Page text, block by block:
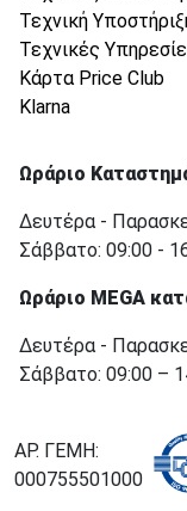
Τεχνική
Τεχνικές
Κάρτα Price Club
Klarna
Ωράριο
Δευτέρα -
Σάββατο: 09:00 -
Ωράριο MEGA
Δευτέρα -
Σάββατο: 09:00 –
ΑΡ. ΓΕΜΗ:
000755501000